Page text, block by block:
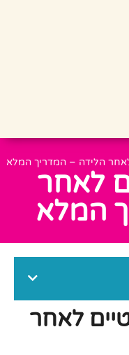
הלידה – המדריך המלא
לאחר
המלא
לאחר